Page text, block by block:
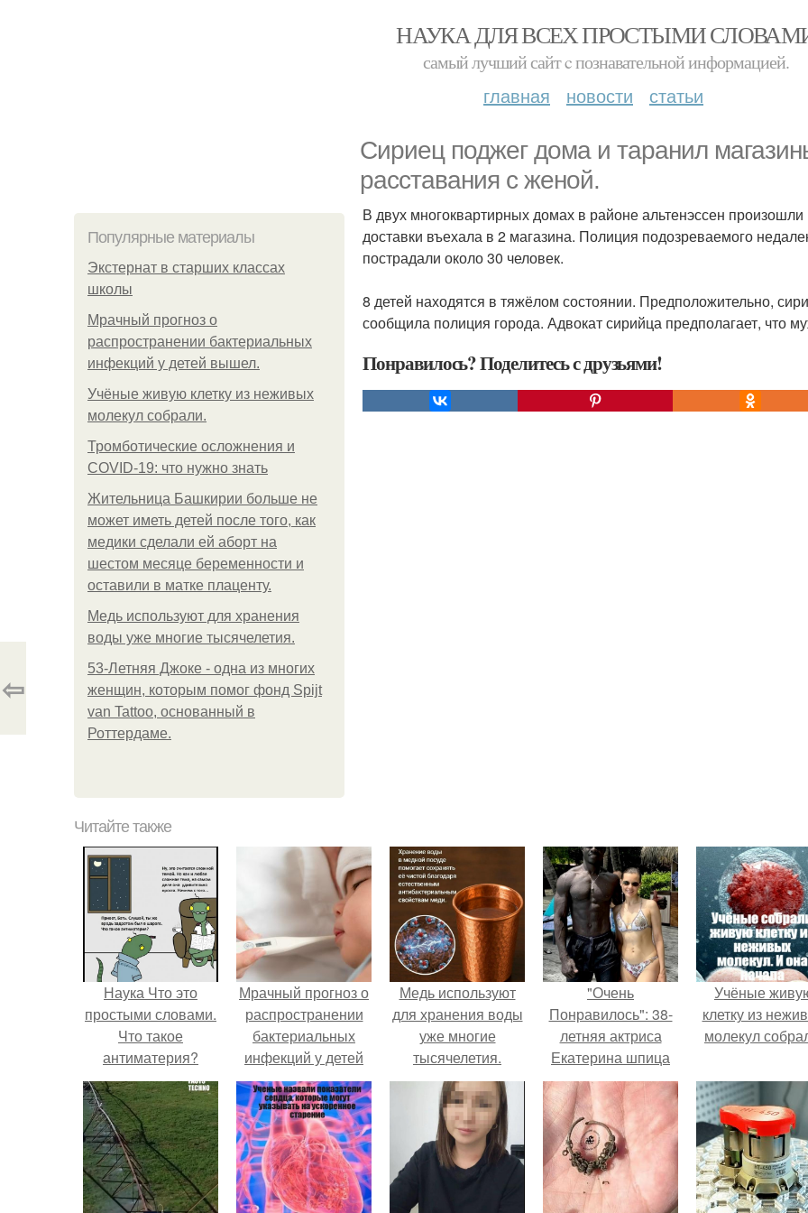
НАУКА ДЛЯ ВСЕХ ПРОСТЫМИ
самый лучший сайт c познавательной информацией.
главная новости статьи
Сириец поджег дома и таранил
расставания с женой.
Популярные материалы
Экстернат в старших классах
школы
Мрачный прогноз о
распространении бактериальных
инфекций у детей вышел.
Учёные живую клетку из неживых
молекул собрали.
Тромботические осложнения и
COVID-19: что нужно знать
Жительница Башкирии больше не
может иметь детей после того, как
медики сделали ей аборт на
шестом месяце беременности и
оставили в матке плаценту.
Медь используют для хранения
воды уже многие тысячелетия.
53-Летняя Джоке - одна из многих
женщин, которым помог фонд Spijt
van Tattoo, основанный в
Роттердаме.
В двух многоквартирных домах в районе альтенэссен
доставки въехала в 2 магазина. Полиция подозреваемого
пострадали около 30 человек.
8 детей находятся в тяжёлом состоянии. Предположительно,
сообщила полиция города. Адвокат сирийца предполагает, что
Понравилось? Поделитесь с друзьями!
⇦
Читайте также
Наука Что это
простыми словами.
Что такое
антиматерия?
Мрачный прогноз о
распространении
бактериальных
инфекций у детей
вышел.
Медь используют
для хранения воды
уже многие
тысячелетия.
"Очень
Понравилось": 38-
летняя актриса
Екатерина шпица
недавно вернулась
из незабываемого
путешествия на
Мальдивы.
Учёные
клетку из
молекул